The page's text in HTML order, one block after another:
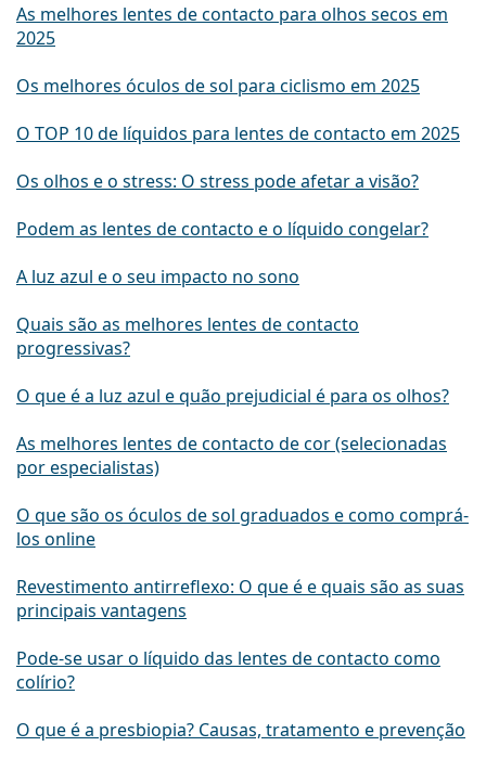
As melhores lentes de contacto para olhos secos em
2025
Os melhores óculos de sol para ciclismo em 2025
O TOP 10 de líquidos para lentes de contacto em 2025
Os olhos e o stress: O stress pode afetar a visão?
Podem as lentes de contacto e o líquido congelar?
A luz azul e o seu impacto no sono
Quais são as melhores lentes de contacto
progressivas?
O que é a luz azul e quão prejudicial é para os olhos?
As melhores lentes de contacto de cor (selecionadas
por especialistas)
O que são os óculos de sol graduados e como comprá-
los online
Revestimento antirreflexo: O que é e quais são as suas
principais vantagens
Pode-se usar o líquido das lentes de contacto como
colírio?
O que é a presbiopia? Causas, tratamento e prevenção